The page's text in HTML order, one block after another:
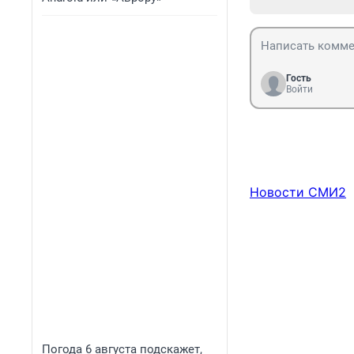
Погода 6 августа подскажет,
Гость
Войти
Новости СМИ2